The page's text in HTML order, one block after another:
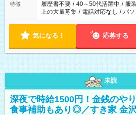
特徴 履歴書不要 / 40～50代活躍中 / 服
上の大量募集 / 電話対応なし / パ
気になる！ 応募する
未読
深夜で時給1500円！金銭のや
食事補助もあり◎／すき家 金